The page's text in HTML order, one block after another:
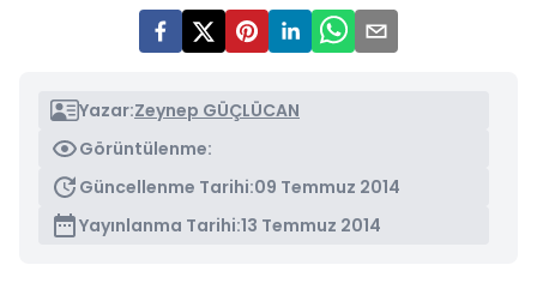
Yazar:Zeynep GÜÇLÜCAN
Görüntülenme:
Güncellenme Tarihi:09 Temmuz 2014
Yayınlanma Tarihi:13 Temmuz 2014